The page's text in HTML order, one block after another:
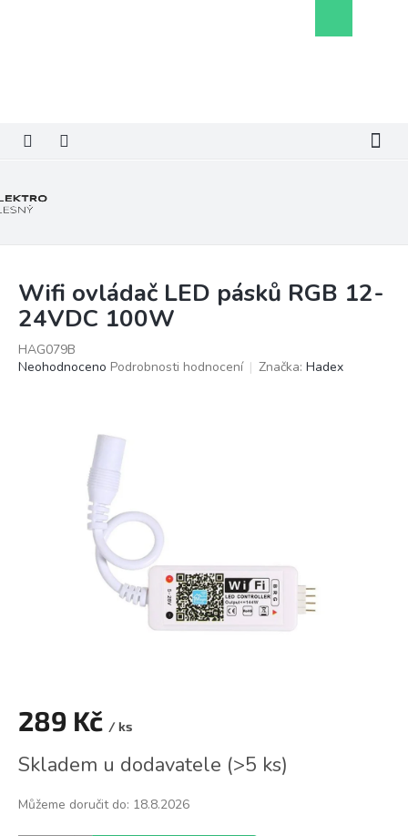
košík
Wifi ovládač LED pásků RGB 12-
24VDC 100W
HAG079B
Průměrné
Neohodnoceno Podrobnosti hodnocení Značka: Hadex
289 Kč / ks
cena:
Skladem u dodavatele (>5 ks)
Můžeme doručit do: 18.8.2026